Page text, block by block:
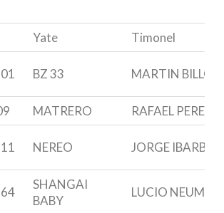
Yate Timonel
BZ 33 MARTIN
MATRERO RAFAEL
NEREO JORGE
SHANGAI
BABY
LUCIO NEUMAN